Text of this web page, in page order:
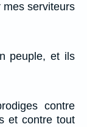
mes serviteurs
peuple, et ils
contre
et contre tout